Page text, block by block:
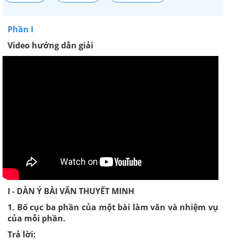
Phần I
Video hướng dẫn giải
I - DÀN Ý BÀI VĂN THUYẾT MINH
1. Bố cục ba phần của một bài làm văn và nhiệm vụ
của mỗi phần.
Trả lời: